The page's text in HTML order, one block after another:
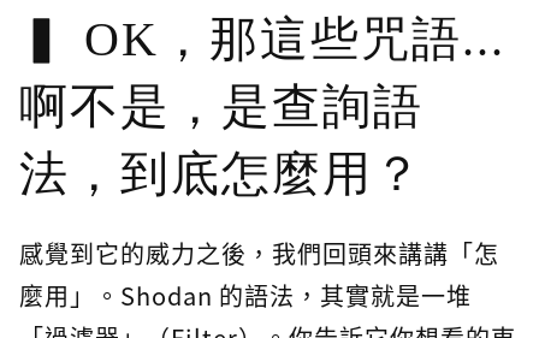
OK，那這些咒語...
啊不是，是查詢語
法，到底怎麼用？
感覺到它的威力之後，我們回頭來講講「怎
麼用」。Shodan 的語法，其實就是一堆